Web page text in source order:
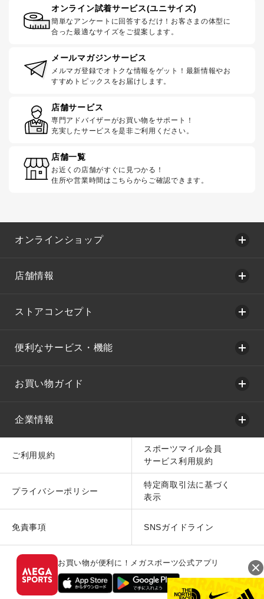
オンライン試着サービス(ユニサイズ)
簡単なアンケートに回答するだけ！お客さまの体型に
合った最適なサイズをご提案します。
メールマガジンサービス
メルマガ登録でオトクな情報をゲット！最新情報やお
すすめトピックスをお届けします。
店舗サービス
専門アドバイザーがお買い物をサポート！
充実したサービスを是非ご利用ください。
店舗一覧
お近くの店舗がすぐに見つかる！
住所や営業時間はこちらからご確認できます。
オンラインショップ
店舗情報
ストアコンセプト
便利なサービス・機能
お買い物ガイド
企業情報
ご利用規約
スポーツマイル会員
サービス利用規約
プライバシーポリシー
特定商取引法に基づく
表示
免責事項 SNSガイドライン
お買い物が便利に！メガスポーツ公式アプリ